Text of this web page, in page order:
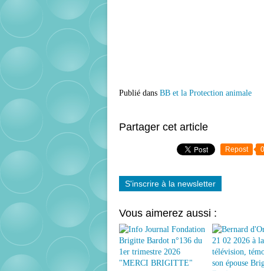
Publié dans BB et la Protection animale
Partager cet article
Repost 0
S'inscrire à la newsletter
Vous aimerez aussi :